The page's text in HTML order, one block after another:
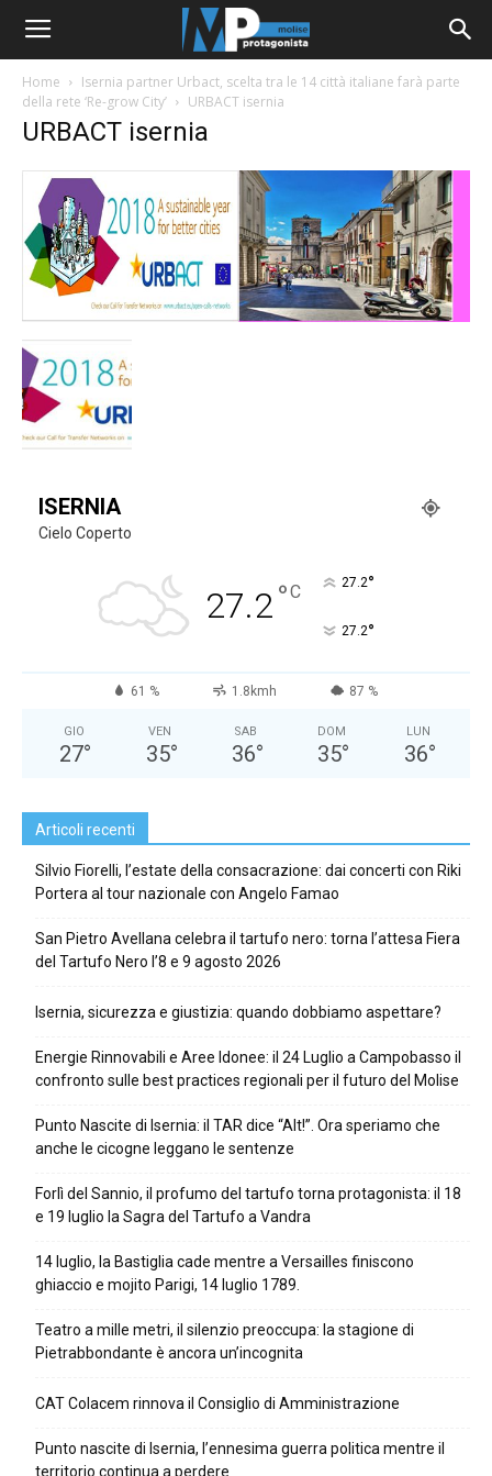
Home
Isernia partner Urbact, scelta tra le 14 città italiane farà parte
della rete ‘Re-grow City’
URBACT isernia
URBACT isernia
ISERNIA
Cielo Coperto
27.2°C 27.2°
27.2°
61 % 1.8kmh 87 %
GIO
27°
VEN
35°
SAB
36°
DOM
35°
LUN
36°
Articoli recenti
Silvio Fiorelli, l’estate della consacrazione: dai concerti con Riki
Portera al tour nazionale con Angelo Famao
San Pietro Avellana celebra il tartufo nero: torna l’attesa Fiera
del Tartufo Nero l’8 e 9 agosto 2026
Isernia, sicurezza e giustizia: quando dobbiamo aspettare?
Energie Rinnovabili e Aree Idonee: il 24 Luglio a Campobasso il
confronto sulle best practices regionali per il futuro del Molise
Punto Nascite di Isernia: il TAR dice “Alt!”. Ora speriamo che
anche le cicogne leggano le sentenze
Forlì del Sannio, il profumo del tartufo torna protagonista: il 18
e 19 luglio la Sagra del Tartufo a Vandra
14 luglio, la Bastiglia cade mentre a Versailles finiscono
ghiaccio e mojito Parigi, 14 luglio 1789.
Teatro a mille metri, il silenzio preoccupa: la stagione di
Pietrabbondante è ancora un’incognita
CAT Colacem rinnova il Consiglio di Amministrazione
Punto nascite di Isernia, l’ennesima guerra politica mentre il
territorio continua a perdere